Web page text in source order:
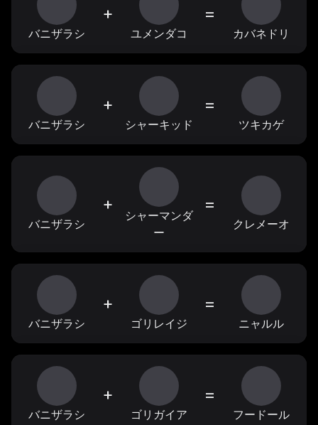
バニザラシ
+
ユメンダコ
=
カバネドリ
バニザラシ
+
シャーキッド
=
ツキカゲ
バニザラシ
+
シャーマンダ
ー
=
クレメーオ
バニザラシ
+
ゴリレイジ
=
ニャルル
バニザラシ
+
ゴリガイア
=
フードール